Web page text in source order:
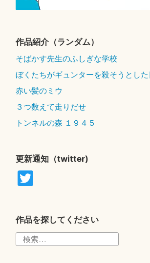
作品紹介（ランダム）
そばかす先生のふしぎな学校
ぼくたちがギュンターを殺そうとした
赤い髪のミウ
３つ数えて走りだせ
トンネルの森 １９４５
更新通知（twitter)
T
r
作品を探してください